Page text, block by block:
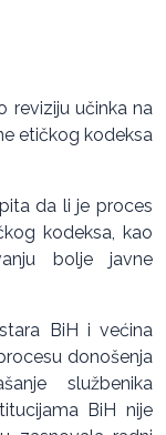
reviziju učinka na
etičkog kodeksa
da li je proces
kodeksa, kao
bolje javne
BiH i većina
donošenja
službenika
BiH nije